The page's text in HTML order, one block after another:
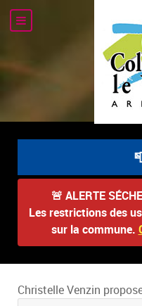
🚨 ALERTE
Les restrictions des
sur la commune.
Christelle Venzin